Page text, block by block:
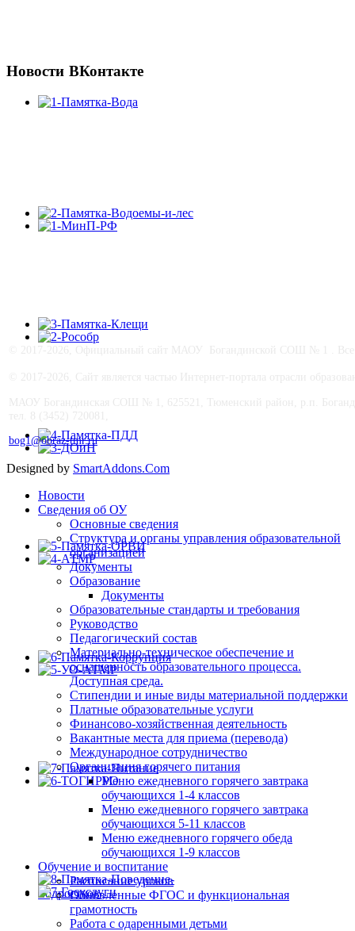
Новости ВКонтакте
bog1@obraz-tmr.ru
Designed by SmartAddons.Com
Новости
Сведения об ОУ
Основные сведения
Структура и органы управления образовательной
организацией
Документы
Образование
Документы
Образовательные стандарты и требования
Руководство
Педагогический состав
Материально-техническое обеспечение и
оснащенность образовательного процесса.
Доступная среда.
Стипендии и иные виды материальной поддержки
Платные образовательные услуги
Финансово-хозяйственная деятельность
Вакантные места для приема (перевода)
Международное сотрудничество
Организация горячего питания
Меню ежедневного горячего завтрака
обучающихся 1-4 классов
Меню ежедневного горячего завтрака
обучающихся 5-11 классов
Меню ежедневного горячего обеда
обучающихся 1-9 классов
Обучение и воспитание
Расписание уроков
Обновленные ФГОС и функциональная
грамотность
Работа с одаренными детьми